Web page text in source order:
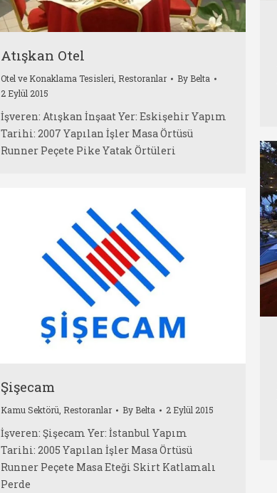
Atışkan Otel
Otel ve Konaklama Tesisleri, Restoranlar By Belta
2 Eylül 2015
İşveren: Atışkan İnşaat Yer: Eskişehir Yapım
Tarihi: 2007 Yapılan İşler Masa Örtüsü
Runner Peçete Pike Yatak Örtüleri
Şişecam
Kamu Sektörü, Restoranlar By Belta 2 Eylül 2015
İşveren: Şişecam Yer: İstanbul Yapım
Tarihi: 2005 Yapılan İşler Masa Örtüsü
Runner Peçete Masa Eteği Skirt Katlamalı
Perde